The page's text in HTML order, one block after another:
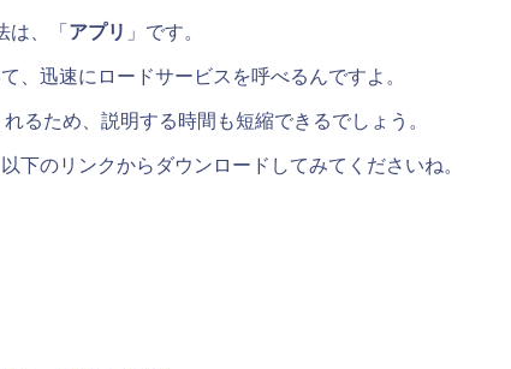
は、「 アプリ 」です。
、迅速にロードサービスを呼べるんですよ。
るため、説明する時間も短縮できるでしょう。
下のリンクからダウンロードしてみてくださいね。